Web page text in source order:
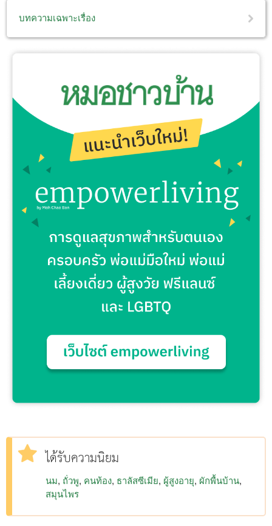
บทความเฉพาะเรื่อง
ได้รับความนิยม
นม ถั่วพู คนท้อง ธาลัสซีเมีย ผู้สูงอายุ ผักพื้นบ้าน
สมุนไพร